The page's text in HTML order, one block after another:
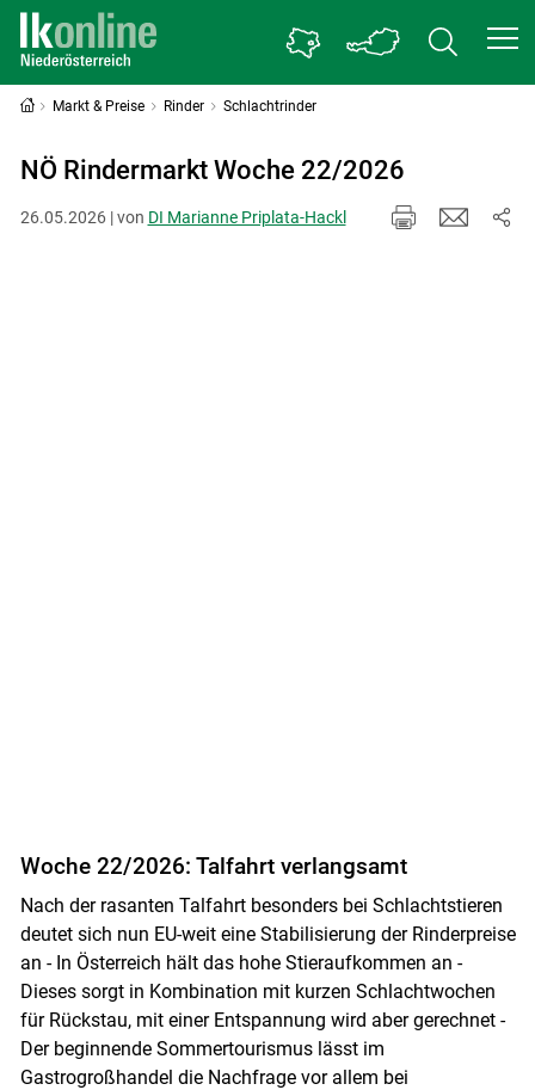
Markt & Preise Rinder Schlachtrinder
NÖ Rindermarkt Woche 22/2026
26.05.2026 | von DI Marianne Priplata-Hackl
Woche 22/2026: Talfahrt verlangsamt
Nach der rasanten Talfahrt besonders bei Schlachtstieren
deutet sich nun EU-weit eine Stabilisierung der Rinderpreise
an - In Österreich hält das hohe Stieraufkommen an -
Dieses sorgt in Kombination mit kurzen Schlachtwochen
für Rückstau, mit einer Entspannung wird aber gerechnet -
Der beginnende Sommertourismus lässt im
Gastrogroßhandel die Nachfrage vor allem bei